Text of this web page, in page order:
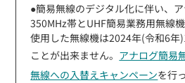
●簡易無線のデジタル化に伴い、
350MHz帯とUHF簡易業務用無線
使用した無線機は2024年(令和6年
ことが出来ません。 アナログ簡易
無線への入替えキャンペーンを行